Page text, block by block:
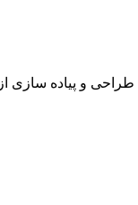
طراحی و پیاده سازی از